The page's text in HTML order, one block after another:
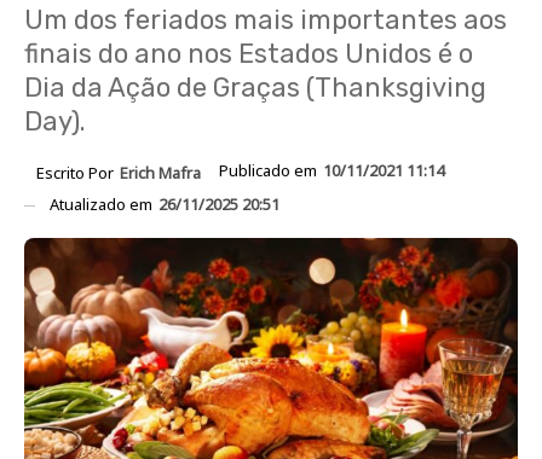
Um dos feriados mais importantes aos
finais do ano nos Estados Unidos é o
Dia da Ação de Graças (Thanksgiving
Day).
Escrito Por Erich Mafra Publicado em 10/11/2021 11:14
Atualizado em 26/11/2025 20:51